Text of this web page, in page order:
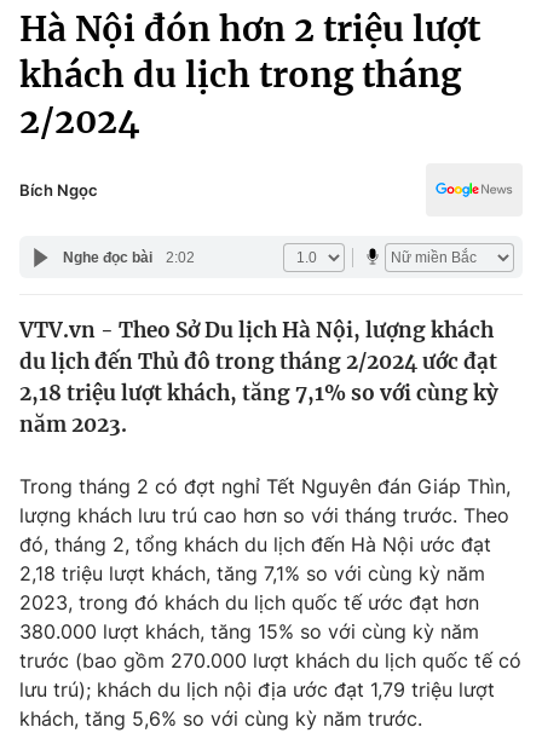
Chuyên mục
Chính trị
Xã hội
Pháp luật
Y tế
Thế giới
Tin tức
Thế giới đó đây
Câu chuyện quốc tế
Kinh tế
Thị trường
Góc doanh nghiệp
Dữ liệu và đời sống
Truyền hình
Phim VTV
Hậu trường
Nhân vật
Giải trí
Điện ảnh
Âm nhạc
Đời sống
Kinh tế
Thể thao
Truyền hình
Văn hóa - Giải trí
Công nghệ
Hà Nội đón hơn 2 triệu lượt
khách du lịch trong tháng
2/2024
Bích Ngọc
Nghe đọc bài 2:02
VTV.vn - Theo Sở Du lịch Hà Nội, lượng khách
du lịch đến Thủ đô trong tháng 2/2024 ước đạt
2,18 triệu lượt khách, tăng 7,1% so với cùng kỳ
năm 2023.
Trong tháng 2 có đợt nghỉ Tết Nguyên đán Giáp Thìn,
lượng khách lưu trú cao hơn so với tháng trước. Theo
đó, tháng 2, tổng khách du lịch đến Hà Nội ước đạt
2,18 triệu lượt khách, tăng 7,1% so với cùng kỳ năm
2023, trong đó khách du lịch quốc tế ước đạt hơn
380.000 lượt khách, tăng 15% so với cùng kỳ năm
trước (bao gồm 270.000 lượt khách du lịch quốc tế có
lưu trú); khách du lịch nội địa ước đạt 1,79 triệu lượt
khách, tăng 5,6% so với cùng kỳ năm trước.